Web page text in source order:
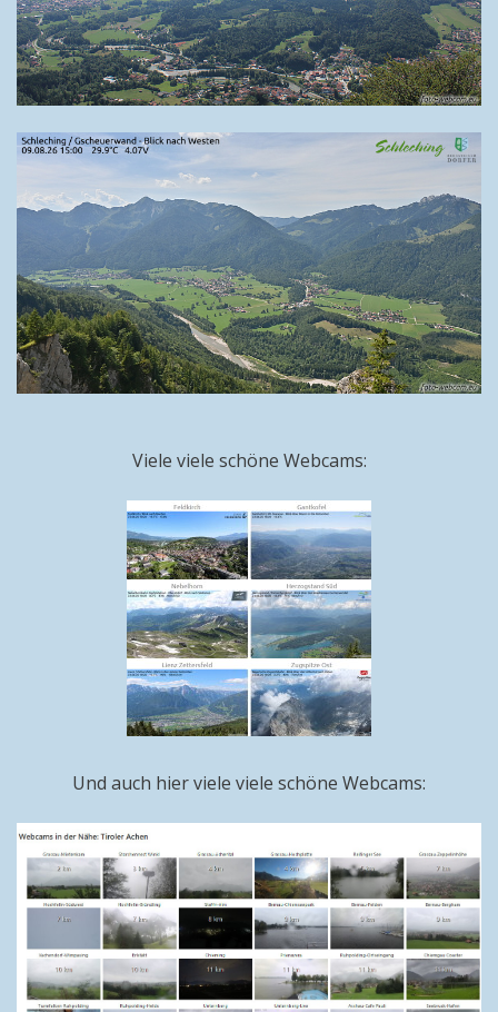
Viele viele schöne Webcams:
Und auch hier viele viele schöne Webcams: